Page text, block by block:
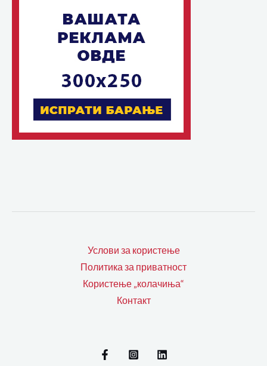
Услови за користење
Политика за приватност
Користење „колачиња“
Контакт